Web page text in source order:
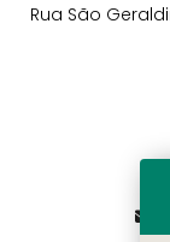
Rua São